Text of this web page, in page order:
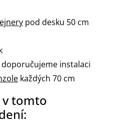
pod desku 50 cm
doporučujeme instalaci
každých 70 cm
v tomto